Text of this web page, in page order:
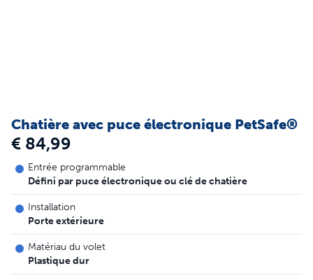
Chatière avec puce électronique PetSafe®
€ 84,99
Entrée programmable
Défini par puce électronique ou clé de chatière
Installation
Porte extérieure
Matériau du volet
Plastique dur